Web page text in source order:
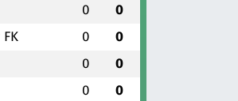
0 0
0 0
0 0
0 0